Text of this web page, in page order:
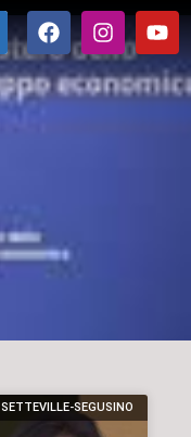
SETTEVILLE-SEGUSINO